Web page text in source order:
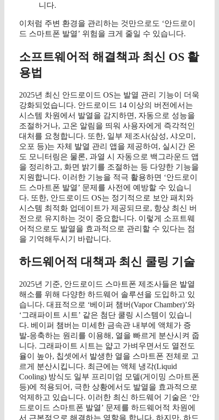
니다.
이처럼 주변 환경을 관리하는 것만으로도 ‘안드로이
드 스마트폰 발열’ 위험을 크게 줄일 수 있습니다.
소프트웨어적 해결책과 최신 OS 활
용법
2025년 최신 안드로이드 OS는 발열 관리 기능이 더욱
강화되었습니다. 안드로이드 14 이상의 버전에서는
시스템 차원에서 발열을 감지하면, 자동으로 성능을
조절하거나, 고온 알림을 띄워 사용자에게 즉각적인
대처를 요청합니다. 또한, 일부 제조사(삼성, 샤오미,
오포 등)는 자체 발열 관리 앱을 제공하여, 실시간 온
도 모니터링은 물론, 과열 시 자동으로 백그라운드 앱
을 정리하고, 화면 밝기를 조절하는 등 다양한 기능을
지원합니다. 이러한 기능을 적극 활용하면 ‘안드로이
드 스마트폰 발열’ 문제를 사전에 예방할 수 있습니
다. 또한, 안드로이드 OS는 정기적으로 보안 패치와
시스템 최적화 업데이트가 제공되므로, 항상 최신 버
전으로 유지하는 것이 중요합니다. 이렇게 소프트웨
어적으로도 발열을 효과적으로 관리할 수 있다는 점
을 기억해두시기 바랍니다.
하드웨어적 대책과 최신 쿨링 기술
2025년 기준, 안드로이드 스마트폰 제조사들은 발열
해소를 위해 다양한 하드웨어 솔루션을 도입하고 있
습니다. 대표적으로 ‘베이퍼 챔버(Vapor Chamber)’와
‘그래파이트 시트’ 같은 첨단 쿨링 시스템이 있습니
다. 베이퍼 챔버는 미세한 금속관 내부에 액체가 증
발-응축하는 원리를 이용해, 열을 빠르게 분산시켜 줍
니다. 그래파이트 시트는 얇고 가벼우면서도 열전도
율이 높아, 칩셋에서 발생한 열을 스마트폰 전체로 고
르게 분산시킵니다. 최근에는 액체 냉각(Liquid
Cooling) 방식도 일부 프리미엄 모델(게이밍 스마트폰
등)에 적용되어, 극한 상황에서도 발열을 효과적으로
억제하고 있습니다. 이러한 최신 하드웨어 기술은 ‘안
드로이드 스마트폰 발열’ 문제를 하드웨어적 차원에
서 근본적으로 해결하는 역할을 합니다. 하지만, 하드